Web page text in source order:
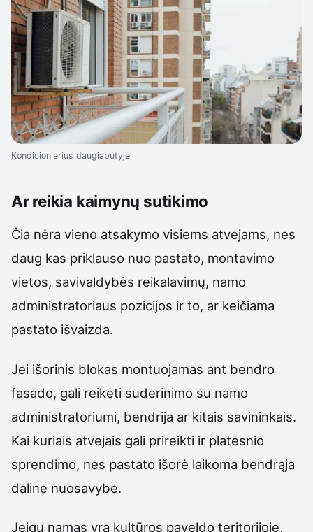
Kondicionierius daugiabutyje
Ar reikia kaimynų sutikimo
Čia nėra vieno atsakymo visiems atvejams, nes
daug kas priklauso nuo pastato, montavimo
vietos, savivaldybės reikalavimų, namo
administratoriaus pozicijos ir to, ar keičiama
pastato išvaizda.
Jei išorinis blokas montuojamas ant bendro
fasado, gali reikėti suderinimo su namo
administratoriumi, bendrija ar kitais savininkais.
Kai kuriais atvejais gali prireikti ir platesnio
sprendimo, nes pastato išorė laikoma bendrąja
daline nuosavybe.
Jeigu namas yra kultūros paveldo teritorijoje,